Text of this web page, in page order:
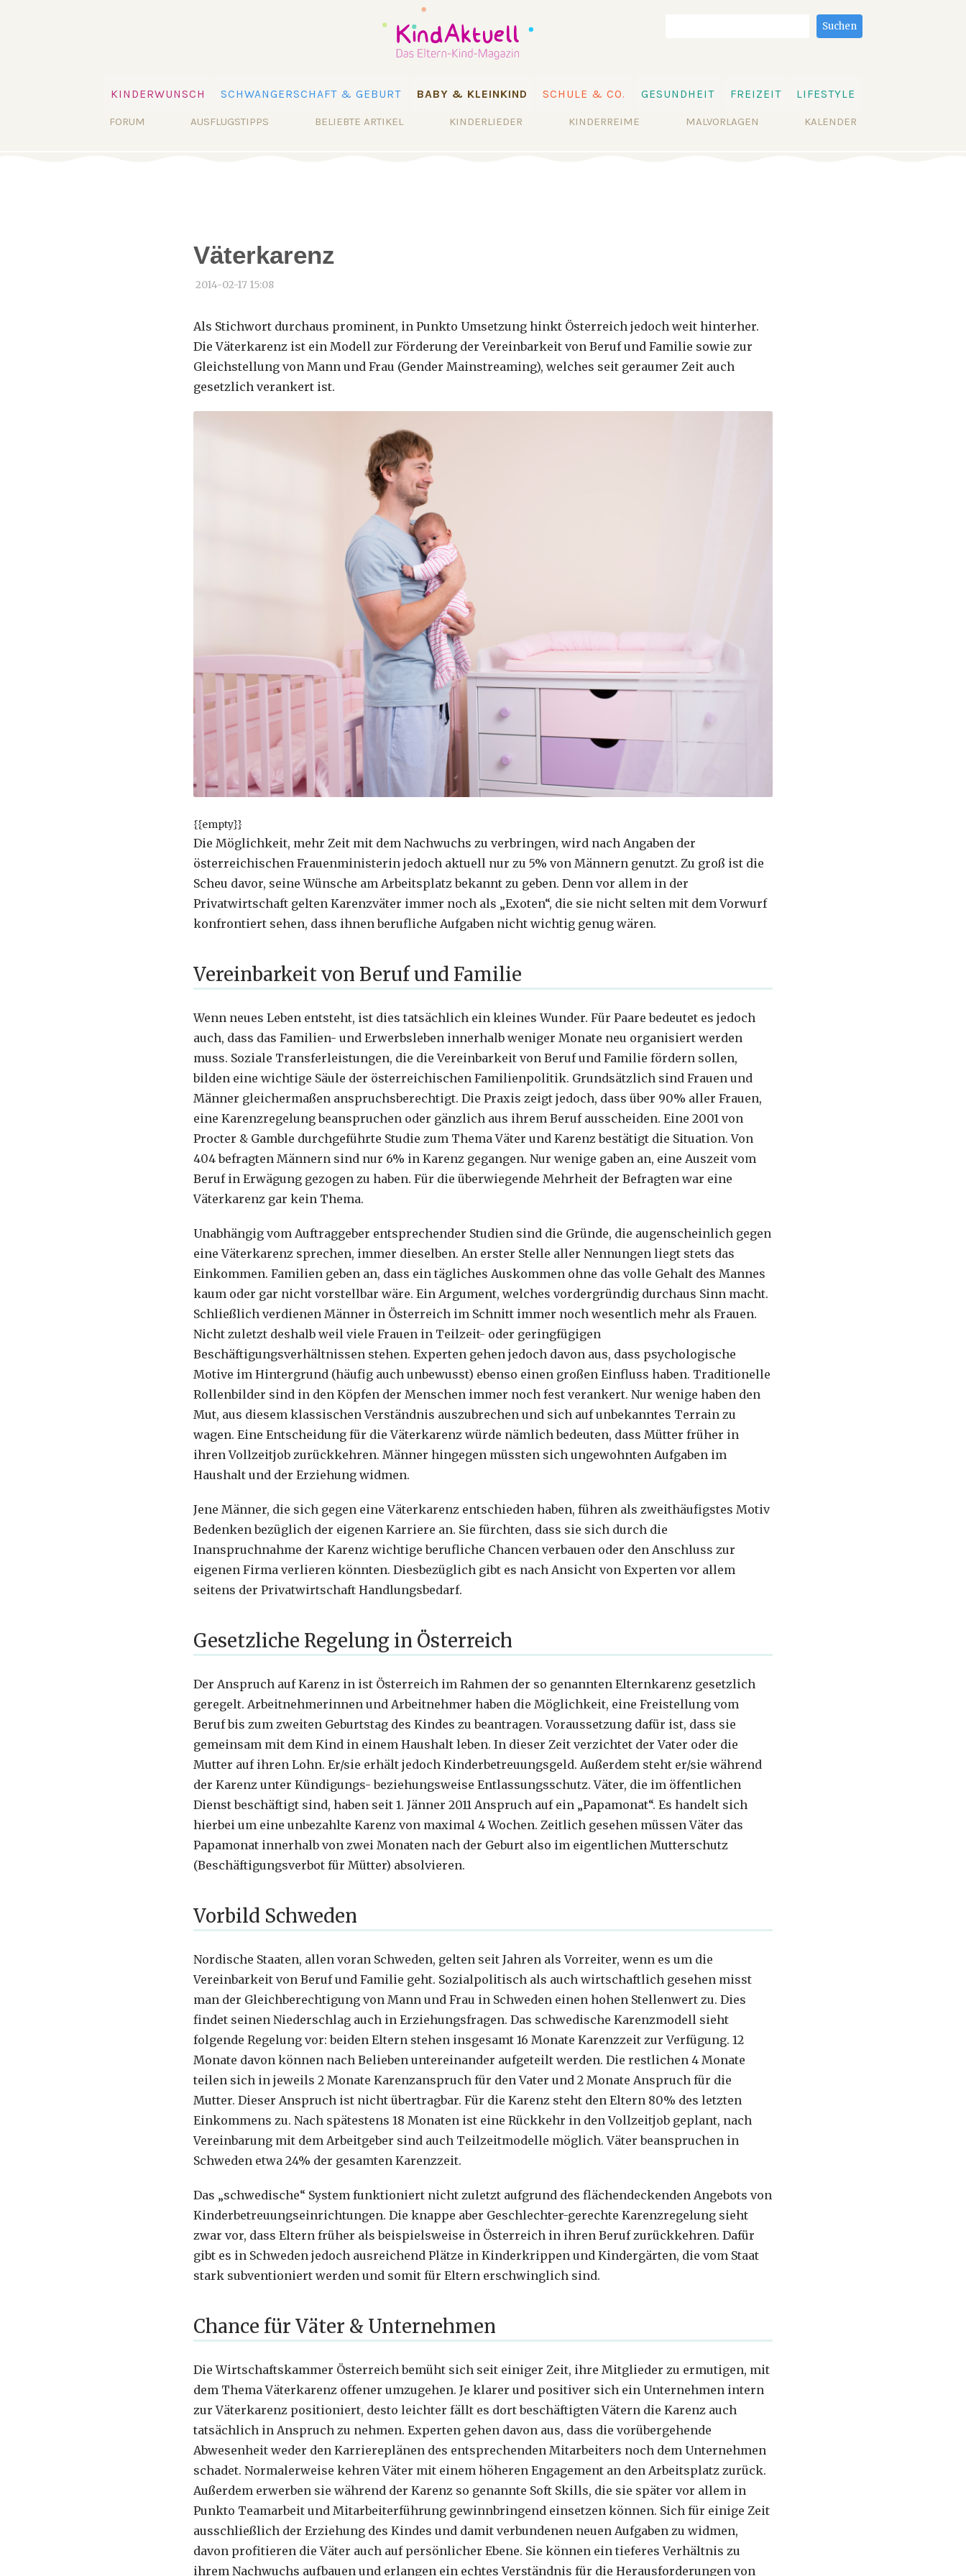
überspringen
KINDERWUNSCH SCHWANGERSCHAFT & GEBURT BABY & KLEINKIND SCHULE & CO. GESUNDHEIT FREIZEIT LIFESTYLE
Navigation
FORUM AUSFLUGSTIPPS BELIEBTE ARTIKEL KINDERLIEDER KINDERREIME MALVORLAGEN KALENDER
Suchen
Väterkarenz
2014-02-17 15:08
Als Stichwort durchaus prominent, in Punkto Umsetzung hinkt Österreich jedoch weit hinterher.
Die Väterkarenz ist ein Modell zur Förderung der Vereinbarkeit von Beruf und Familie sowie zur
Gleichstellung von Mann und Frau (Gender Mainstreaming), welches seit geraumer Zeit auch
gesetzlich verankert ist.
{{empty}}
Die Möglichkeit, mehr Zeit mit dem Nachwuchs zu verbringen, wird nach Angaben der
österreichischen Frauenministerin jedoch aktuell nur zu 5% von Männern genutzt. Zu groß ist die
Scheu davor, seine Wünsche am Arbeitsplatz bekannt zu geben. Denn vor allem in der
Privatwirtschaft gelten Karenzväter immer noch als „Exoten“, die sie nicht selten mit dem Vorwurf
konfrontiert sehen, dass ihnen berufliche Aufgaben nicht wichtig genug wären.
Vereinbarkeit von Beruf und Familie
Wenn neues Leben entsteht, ist dies tatsächlich ein kleines Wunder. Für Paare bedeutet es jedoch
auch, dass das Familien- und Erwerbsleben innerhalb weniger Monate neu organisiert werden
muss. Soziale Transferleistungen, die die Vereinbarkeit von Beruf und Familie fördern sollen,
bilden eine wichtige Säule der österreichischen Familienpolitik. Grundsätzlich sind Frauen und
Männer gleichermaßen anspruchsberechtigt. Die Praxis zeigt jedoch, dass über 90% aller Frauen,
eine Karenzregelung beanspruchen oder gänzlich aus ihrem Beruf ausscheiden. Eine 2001 von
Procter & Gamble durchgeführte Studie zum Thema Väter und Karenz bestätigt die Situation. Von
404 befragten Männern sind nur 6% in Karenz gegangen. Nur wenige gaben an, eine Auszeit vom
Beruf in Erwägung gezogen zu haben. Für die überwiegende Mehrheit der Befragten war eine
Väterkarenz gar kein Thema.
Unabhängig vom Auftraggeber entsprechender Studien sind die Gründe, die augenscheinlich gegen
eine Väterkarenz sprechen, immer dieselben. An erster Stelle aller Nennungen liegt stets das
Einkommen. Familien geben an, dass ein tägliches Auskommen ohne das volle Gehalt des Mannes
kaum oder gar nicht vorstellbar wäre. Ein Argument, welches vordergründig durchaus Sinn macht.
Schließlich verdienen Männer in Österreich im Schnitt immer noch wesentlich mehr als Frauen.
Nicht zuletzt deshalb weil viele Frauen in Teilzeit- oder geringfügigen
Beschäftigungsverhältnissen stehen. Experten gehen jedoch davon aus, dass psychologische
Motive im Hintergrund (häufig auch unbewusst) ebenso einen großen Einfluss haben. Traditionelle
Rollenbilder sind in den Köpfen der Menschen immer noch fest verankert. Nur wenige haben den
Mut, aus diesem klassischen Verständnis auszubrechen und sich auf unbekanntes Terrain zu
wagen. Eine Entscheidung für die Väterkarenz würde nämlich bedeuten, dass Mütter früher in
ihren Vollzeitjob zurückkehren. Männer hingegen müssten sich ungewohnten Aufgaben im
Haushalt und der Erziehung widmen.
Jene Männer, die sich gegen eine Väterkarenz entschieden haben, führen als zweithäufigstes Motiv
Bedenken bezüglich der eigenen Karriere an. Sie fürchten, dass sie sich durch die
Inanspruchnahme der Karenz wichtige berufliche Chancen verbauen oder den Anschluss zur
eigenen Firma verlieren könnten. Diesbezüglich gibt es nach Ansicht von Experten vor allem
seitens der Privatwirtschaft Handlungsbedarf.
Gesetzliche Regelung in Österreich
Der Anspruch auf Karenz in ist Österreich im Rahmen der so genannten Elternkarenz gesetzlich
geregelt. Arbeitnehmerinnen und Arbeitnehmer haben die Möglichkeit, eine Freistellung vom
Beruf bis zum zweiten Geburtstag des Kindes zu beantragen. Voraussetzung dafür ist, dass sie
gemeinsam mit dem Kind in einem Haushalt leben. In dieser Zeit verzichtet der Vater oder die
Mutter auf ihren Lohn. Er/sie erhält jedoch Kinderbetreuungsgeld. Außerdem steht er/sie während
der Karenz unter Kündigungs- beziehungsweise Entlassungsschutz. Väter, die im öffentlichen
Dienst beschäftigt sind, haben seit 1. Jänner 2011 Anspruch auf ein „Papamonat“. Es handelt sich
hierbei um eine unbezahlte Karenz von maximal 4 Wochen. Zeitlich gesehen müssen Väter das
Papamonat innerhalb von zwei Monaten nach der Geburt also im eigentlichen Mutterschutz
(Beschäftigungsverbot für Mütter) absolvieren.
Vorbild Schweden
Nordische Staaten, allen voran Schweden, gelten seit Jahren als Vorreiter, wenn es um die
Vereinbarkeit von Beruf und Familie geht. Sozialpolitisch als auch wirtschaftlich gesehen misst
man der Gleichberechtigung von Mann und Frau in Schweden einen hohen Stellenwert zu. Dies
findet seinen Niederschlag auch in Erziehungsfragen. Das schwedische Karenzmodell sieht
folgende Regelung vor: beiden Eltern stehen insgesamt 16 Monate Karenzzeit zur Verfügung. 12
Monate davon können nach Belieben untereinander aufgeteilt werden. Die restlichen 4 Monate
teilen sich in jeweils 2 Monate Karenzanspruch für den Vater und 2 Monate Anspruch für die
Mutter. Dieser Anspruch ist nicht übertragbar. Für die Karenz steht den Eltern 80% des letzten
Einkommens zu. Nach spätestens 18 Monaten ist eine Rückkehr in den Vollzeitjob geplant, nach
Vereinbarung mit dem Arbeitgeber sind auch Teilzeitmodelle möglich. Väter beanspruchen in
Schweden etwa 24% der gesamten Karenzzeit.
Das „schwedische“ System funktioniert nicht zuletzt aufgrund des flächendeckenden Angebots von
Kinderbetreuungseinrichtungen. Die knappe aber Geschlechter-gerechte Karenzregelung sieht
zwar vor, dass Eltern früher als beispielsweise in Österreich in ihren Beruf zurückkehren. Dafür
gibt es in Schweden jedoch ausreichend Plätze in Kinderkrippen und Kindergärten, die vom Staat
stark subventioniert werden und somit für Eltern erschwinglich sind.
Chance für Väter & Unternehmen
Die Wirtschaftskammer Österreich bemüht sich seit einiger Zeit, ihre Mitglieder zu ermutigen, mit
dem Thema Väterkarenz offener umzugehen. Je klarer und positiver sich ein Unternehmen intern
zur Väterkarenz positioniert, desto leichter fällt es dort beschäftigten Vätern die Karenz auch
tatsächlich in Anspruch zu nehmen. Experten gehen davon aus, dass die vorübergehende
Abwesenheit weder den Karriereplänen des entsprechenden Mitarbeiters noch dem Unternehmen
schadet. Normalerweise kehren Väter mit einem höheren Engagement an den Arbeitsplatz zurück.
Außerdem erwerben sie während der Karenz so genannte Soft Skills, die sie später vor allem in
Punkto Teamarbeit und Mitarbeiterführung gewinnbringend einsetzen können. Sich für einige Zeit
ausschließlich der Erziehung des Kindes und damit verbundenen neuen Aufgaben zu widmen,
davon profitieren die Väter auch auf persönlicher Ebene. Sie können ein tieferes Verhältnis zu
ihrem Nachwuchs aufbauen und erlangen ein echtes Verständnis für die Herausforderungen von